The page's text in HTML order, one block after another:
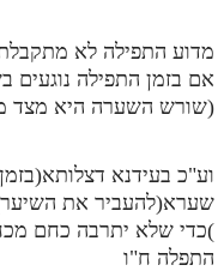
מדוע התפילה לא
אם בזמן התפילה
(שורש השערה היא מצד
וע"כ בעידנא
שערא(להעביר את השיער)
)כדי שלא יתרבה כחם
התפלה ח"ו